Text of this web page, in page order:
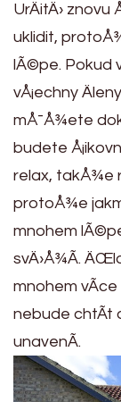
UrÄitÄ› znovu
uklidit,
lÃ©pe. Pokud
vÅ¡echny
mÅ¯Å¾ete
budete
relax, takÅ¾e
protoÅ¾e
mnohem
svÄ›Å¾Ã­.
mnohem vÃ­ce
nebude chtÃ­t
unavenÃ­.